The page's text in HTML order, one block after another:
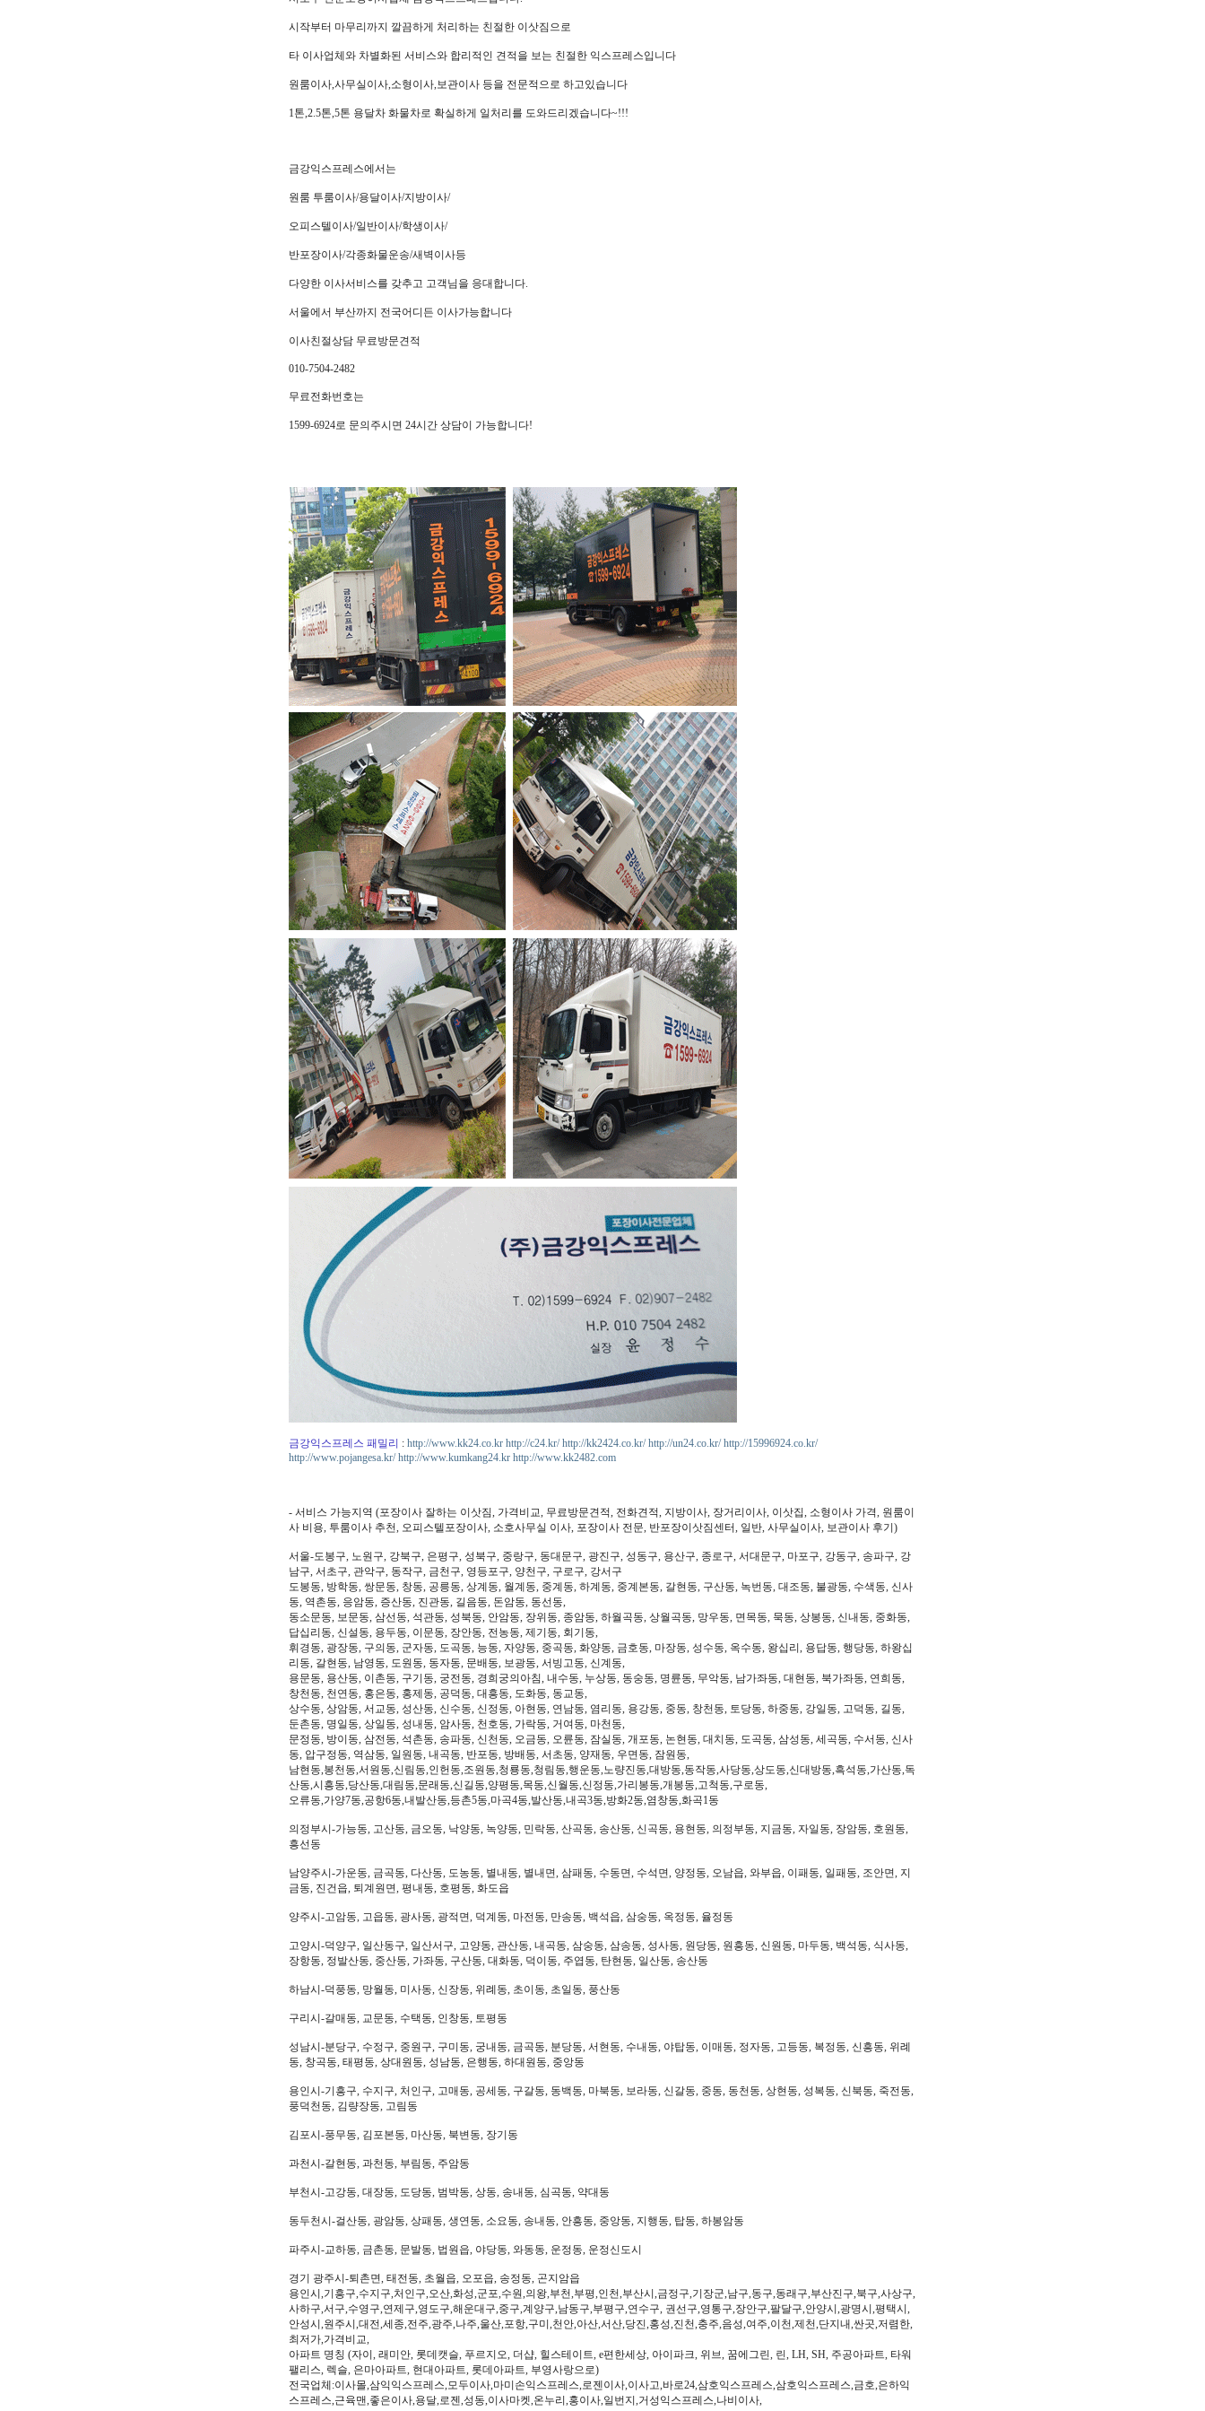
시작부터 마무리까지 깔끔하게 처리하는 친절한 이삿짐으로
타 이사업체와 차별화된 서비스와 합리적인 견적을 보는 친절한 익스프레스입니다
원룸이사,사무실이사,소형이사,보관이사 등을 전문적으로 하고있습니다
1톤,2.5톤,5톤 용달차 화물차로 확실하게 일처리를 도와드리겠습니다~!!!
금강익스프레스에서는
원룸 투룸이사/용달이사/지방이사/
오피스텔이사/일반이사/학생이사/
반포장이사/각종화물운송/새벽이사등
다양한 이사서비스를 갖추고 고객님을 응대합니다.
서울에서 부산까지 전국어디든 이사가능합니다
이사친절상담 무료방문견적
010-7504-2482
무료전화번호는
1599-6924로 문의주시면 24시간 상담이 가능합니다!
금강익스프레스 패밀리 : http://www.kk24.co.kr http://c24.kr/ http://kk2424.co.kr/ http://un24.co.kr/ http://15996924.co.kr/
http://www.pojangesa.kr/ http://www.kumkang24.kr http://www.kk2482.com
- 서비스 가능지역 (포장이사 잘하는 이삿짐, 가격비교, 무료방문견적, 전화견적, 지방이사, 장거리이사, 이삿집, 소형이사 가격, 원룸이
사 비용, 투룸이사 추천, 오피스텔포장이사, 소호사무실 이사, 포장이사 전문, 반포장이삿짐센터, 일반, 사무실이사, 보관이사 후기)
서울-도봉구, 노원구, 강북구, 은평구, 성북구, 중랑구, 동대문구, 광진구, 성동구, 용산구, 종로구, 서대문구, 마포구, 강동구, 송파구, 강
남구, 서초구, 관악구, 동작구, 금천구, 영등포구, 양천구, 구로구, 강서구
도봉동, 방학동, 쌍문동, 창동, 공릉동, 상계동, 월계동, 중계동, 하계동, 중계본동, 갈현동, 구산동, 녹번동, 대조동, 불광동, 수색동, 신사
동, 역촌동, 응암동, 증산동, 진관동, 길음동, 돈암동, 동선동,
동소문동, 보문동, 삼선동, 석관동, 성북동, 안암동, 장위동, 종암동, 하월곡동, 상월곡동, 망우동, 면목동, 묵동, 상봉동, 신내동, 중화동,
답십리동, 신설동, 용두동, 이문동, 장안동, 전농동, 제기동, 회기동,
휘경동, 광장동, 구의동, 군자동, 도곡동, 능동, 자양동, 중곡동, 화양동, 금호동, 마장동, 성수동, 옥수동, 왕십리, 용답동, 행당동, 하왕십
리동, 갈현동, 남영동, 도원동, 동자동, 문배동, 보광동, 서빙고동, 신계동,
용문동, 용산동, 이촌동, 구기동, 궁전동, 경희궁의아침, 내수동, 누상동, 동숭동, 명륜동, 무악동, 남가좌동, 대현동, 북가좌동, 연희동,
창천동, 천연동, 홍은동, 홍제동, 공덕동, 대흥동, 도화동, 동교동,
상수동, 상암동, 서교동, 성산동, 신수동, 신정동, 아현동, 연남동, 염리동, 용강동, 중동, 창천동, 토당동, 하중동, 강일동, 고덕동, 길동,
둔촌동, 명일동, 상일동, 성내동, 암사동, 천호동, 가락동, 거여동, 마천동,
문정동, 방이동, 삼전동, 석촌동, 송파동, 신천동, 오금동, 오륜동, 잠실동, 개포동, 논현동, 대치동, 도곡동, 삼성동, 세곡동, 수서동, 신사
동, 압구정동, 역삼동, 일원동, 내곡동, 반포동, 방배동, 서초동, 양재동, 우면동, 잠원동,
남현동,봉천동,서원동,신림동,인헌동,조원동,청룡동,청림동,행운동,노량진동,대방동,동작동,사당동,상도동,신대방동,흑석동,가산동,독
산동,시흥동,당산동,대림동,문래동,신길동,양평동,목동,신월동,신정동,가리봉동,개봉동,고척동,구로동,
오류동,가양7동,공항6동,내발산동,등촌5동,마곡4동,발산동,내곡3동,방화2동,염창동,화곡1동
의정부시-가능동, 고산동, 금오동, 낙양동, 녹양동, 민락동, 산곡동, 송산동, 신곡동, 용현동, 의정부동, 지금동, 자일동, 장암동, 호원동,
흥선동
남양주시-가운동, 금곡동, 다산동, 도농동, 별내동, 별내면, 삼패동, 수동면, 수석면, 양정동, 오남읍, 와부읍, 이패동, 일패동, 조안면, 지
금동, 진건읍, 퇴계원면, 평내동, 호평동, 화도읍
양주시-고암동, 고읍동, 광사동, 광적면, 덕계동, 마전동, 만송동, 백석읍, 삼숭동, 옥정동, 율정동
고양시-덕양구, 일산동구, 일산서구, 고양동, 관산동, 내곡동, 삼숭동, 삼송동, 성사동, 원당동, 원흥동, 신원동, 마두동, 백석동, 식사동,
장항동, 정발산동, 중산동, 가좌동, 구산동, 대화동, 덕이동, 주엽동, 탄현동, 일산동, 송산동
하남시-덕풍동, 망월동, 미사동, 신장동, 위례동, 초이동, 초일동, 풍산동
구리시-갈매동, 교문동, 수택동, 인창동, 토평동
성남시-분당구, 수정구, 중원구, 구미동, 궁내동, 금곡동, 분당동, 서현동, 수내동, 야탑동, 이매동, 정자동, 고등동, 복정동, 신흥동, 위례
동, 창곡동, 태평동, 상대원동, 성남동, 은행동, 하대원동, 중앙동
용인시-기흥구, 수지구, 처인구, 고매동, 공세동, 구갈동, 동백동, 마북동, 보라동, 신갈동, 중동, 동천동, 상현동, 성복동, 신북동, 죽전동,
풍덕천동, 김량장동, 고림동
김포시-풍무동, 김포본동, 마산동, 북변동, 장기동
과천시-갈현동, 과천동, 부림동, 주암동
부천시-고강동, 대장동, 도당동, 범박동, 상동, 송내동, 심곡동, 약대동
동두천시-걸산동, 광암동, 상패동, 생연동, 소요동, 송내동, 안흥동, 중앙동, 지행동, 탑동, 하봉암동
파주시-교하동, 금촌동, 문발동, 법원읍, 야당동, 와동동, 운정동, 운정신도시
경기 광주시-퇴촌면, 태전동, 초월읍, 오포읍, 송정동, 곤지암읍
용인시,기흥구,수지구,처인구,오산,화성,군포,수원,의왕,부천,부평,인천,부산시,금정구,기장군,남구,동구,동래구,부산진구,북구,사상구,
사하구,서구,수영구,연제구,영도구,해운대구,중구,계양구,남동구,부평구,연수구, 권선구,영통구,장안구,팔달구,안양시,광명시,평택시,
안성시,원주시,대전,세종,전주,광주,나주,울산,포항,구미,천안,아산,서산,당진,홍성,진천,충주,음성,여주,이천,제천,단지내,싼곳,저렴한,
최저가,가격비교,
아파트 명칭 (자이, 래미안, 롯데캣슬, 푸르지오, 더샵, 힐스테이트, e편한세상, 아이파크, 위브, 꿈에그린, 린, LH, SH, 주공아파트, 타워
팰리스, 렉슬, 은마아파트, 현대아파트, 롯데아파트, 부영사랑으로)
전국업체:이사몰,삼익익스프레스,모두이사,마미손익스프레스,로젠이사,이사고,바로24,삼호익스프레스,삼호익스프레스,금호,은하익
스프레스,근육맨,좋은이사,용달,로젠,성동,이사마켓,온누리,홍이사,일번지,거성익스프레스,나비이사,